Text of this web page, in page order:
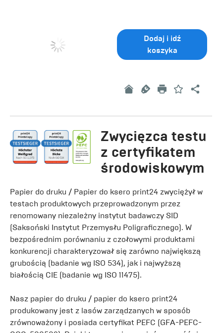
Dodaj i idź
koszyka
Zwycięzca testu
z certyfikatem
środowiskowym
Papier do druku / Papier do ksero print24 zwyciężył w
testach produktowych przeprowadzonym przez
renomowany niezależny instytut badawczy SID
(Saksoński Instytut Przemysłu Poligraficznego). W
bezpośrednim porównaniu z czołowymi produktami
konkurencji charakteryzował się zarówno największą
grubością (badanie wg ISO 534), jak i najwyższą
białością CIE (badanie wg ISO 11475).
Nasz papier do druku / papier do ksero print24
produkowany jest z lasów zarządzanych w sposób
zrównoważony i posiada certyfikat PEFC (GFA-PEFC-